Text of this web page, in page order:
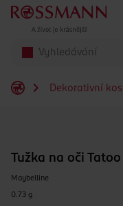
Přeskočit na hlavmní
Dekorativní
Tužka na oči
Maybelline
0.73 g